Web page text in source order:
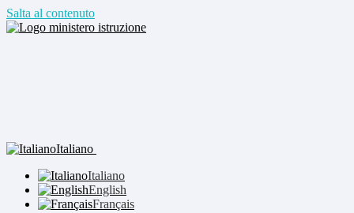
Salta al contenuto
Italiano
Italiano
English
Français